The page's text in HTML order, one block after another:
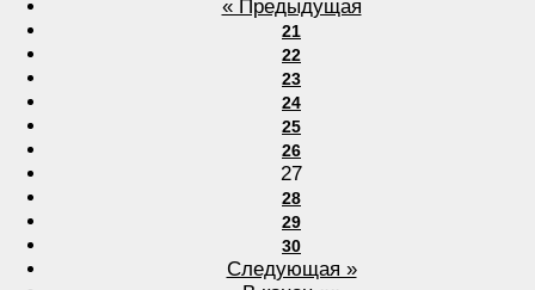
« Предыдущая
21
22
23
24
25
26
27
28
29
30
Следующая »